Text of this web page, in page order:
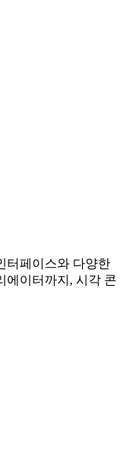
터페이스와 다양한
에이터까지, 시각 콘